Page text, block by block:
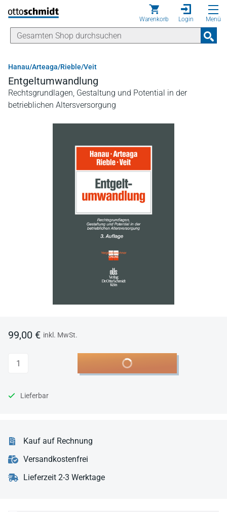
Direkt zum Inhalt
Warenkorb Login Menü
Hanau/Arteaga/Rieble/Veit
Entgeltumwandlung
Rechtsgrundlagen, Gestaltung und Potential in der
betrieblichen Altersversorgung
99,00 € inkl. MwSt.
Anzahl In den Warenkorb
Lieferbar
Kauf auf Rechnung
Versandkostenfrei
Lieferzeit 2-3 Werktage